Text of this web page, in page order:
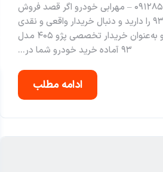
تماس فوری: ۰۹۱۲۸۵۰۱۹۱۲ – مهرابی خودرو اگر قصد فروش
پژو ۴۰۵ مدل ۹۳ را دارید و دنبال خریدار واقعی و نقدی
هستید، مهرابی خودرو به‌عنوان خریدار تخصصی پژو ۴۰۵ مدل
۹۳ آماده خرید خودرو شما در...
ادامه مطلب